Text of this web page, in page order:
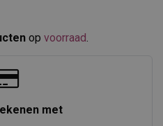
op voorraad
met